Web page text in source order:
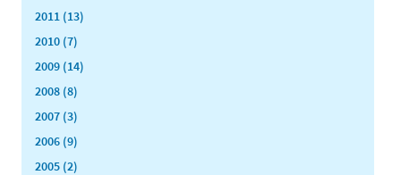
2011 (13)
2010 (7)
2009 (14)
2008 (8)
2007 (3)
2006 (9)
2005 (2)